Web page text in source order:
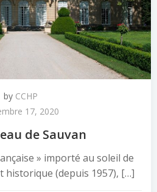
by CCHP
17, 2020
de Sauvan
» importé au soleil de
historique (depuis 1957), […]